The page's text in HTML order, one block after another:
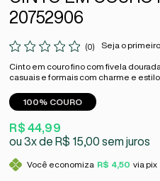
20752906
(0) Seja o
Cinto em couro fino com fivela
casuais e formais com charme e estilo.
100% COURO
R$ 44,99
3x
R$ 15,00sem juros
Você economiza R$ 4,50 via pix